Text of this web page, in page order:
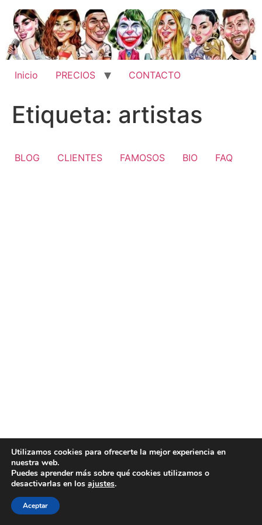
contenido
Inicio PRECIOS CONTACTO
Etiqueta: artistas
BLOG CLIENTES FAMOSOS BIO FAQ
Utilizamos cookies para ofrecerte la mejor experiencia en
nuestra web.
Puedes aprender más sobre qué cookies utilizamos o
desactivarlas en los ajustes.
Aceptar